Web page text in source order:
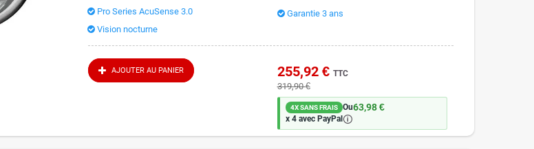
Pro Series AcuSense 3.0
Vision nocturne
Garantie 3 ans
AJOUTER AU PANIER 255,92 € TTC
319,90 €
4X SANS FRAIS Ou63,98 €
x 4 avec PayPal🛈